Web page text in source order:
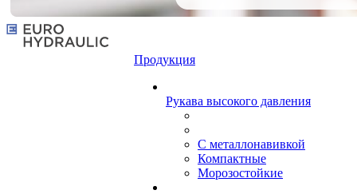
Продукция
Рукава высокого давления
С металлонавивкой
Компактные
Морозостойкие